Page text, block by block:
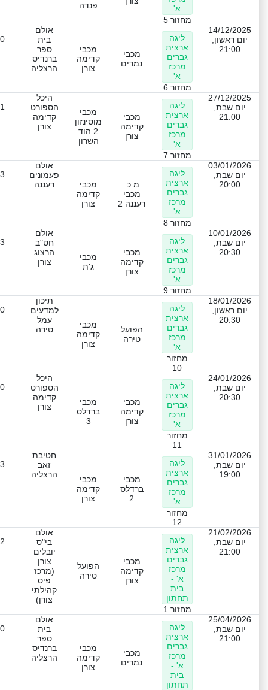
א'
מחזור 5
פנדה
14/12/2025
יום ראשון,
21:00
ליגה
ארצית
גברים
מרכז
א'
מחזור 6
מכבי
נמרים
מכבי
קדימה
צורן
אולם
בית
ספר
ברנדיס
הרצליה
27/12/2025
יום שבת,
21:00
ליגה
ארצית
גברים
מרכז
א'
מחזור 7
מכבי
קדימה
צורן
מכבי
מוסינזון
2 הוד
השרון
היכל
הספורט
קדימה
צורן
03/01/2026
יום שבת,
20:00
ליגה
ארצית
גברים
מרכז
א'
מחזור 8
מ.כ.
מכבי
רעננה 2
מכבי
קדימה
צורן
אולם
פעמונים
רעננה
10/01/2026
יום שבת,
20:30
ליגה
ארצית
גברים
מרכז
א'
מחזור 9
מכבי
קדימה
צורן
מכבי
ג'ת
אולם
חט"ב
הרצוג
צורן
18/01/2026
יום ראשון,
20:30
ליגה
ארצית
גברים
מרכז
א'
מחזור
10
הפועל
טירה
מכבי
קדימה
צורן
תיכון
למדעים
עמל
טירה
24/01/2026
יום שבת,
20:30
ליגה
ארצית
גברים
מרכז
א'
מחזור
11
מכבי
קדימה
צורן
מכבי
ברדלס
3
היכל
הספורט
קדימה
צורן
31/01/2026
יום שבת,
19:00
ליגה
ארצית
גברים
מרכז
א'
מחזור
12
מכבי
ברדלס
2
מכבי
קדימה
צורן
חטיבת
זאב
הרצליה
21/02/2026
יום שבת,
21:00
ליגה
ארצית
גברים
מרכז
א' -
בית
תחתון
מחזור 1
מכבי
קדימה
צורן
הפועל
טירה
אולם
בי"ס
יובלים
צורן
(מרכז
פיס
קהילתי
צורן)
25/04/2026
יום שבת,
21:00
ליגה
ארצית
גברים
מרכז
א' -
בית
תחתון
מכבי
נמרים
מכבי
קדימה
צורן
אולם
בית
ספר
ברנדיס
הרצליה